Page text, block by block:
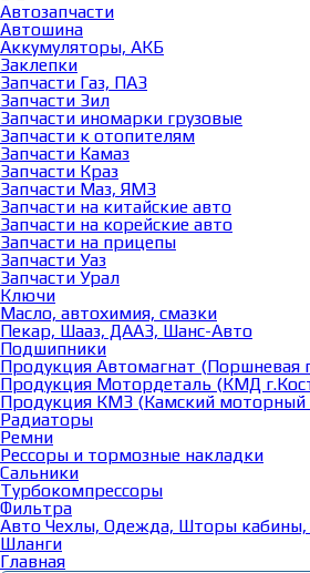
Автозапчасти
Автошина
Аккумуляторы, АКБ
Заклепки
Запчасти Газ, ПАЗ
Запчасти Зил
Запчасти иномарки грузовые
Запчасти к отопителям
Запчасти Камаз
Запчасти Краз
Запчасти Маз, ЯМЗ
Запчасти на китайские авто
Запчасти на корейские авто
Запчасти на прицепы
Запчасти Уаз
Запчасти Урал
Ключи
Масло, автохимия, смазки
Пекар, Шааз, ДААЗ, Шанс-Авто
Подшипники
Продукция Автомагнат (Поршневая
Продукция Мотордеталь (КМД
Продукция КМЗ (Камский моторный
Радиаторы
Ремни
Рессоры и тормозные накладки
Сальники
Турбокомпрессоры
Фильтра
Авто Чехлы, Одежда, Шторы
Шланги
Главная